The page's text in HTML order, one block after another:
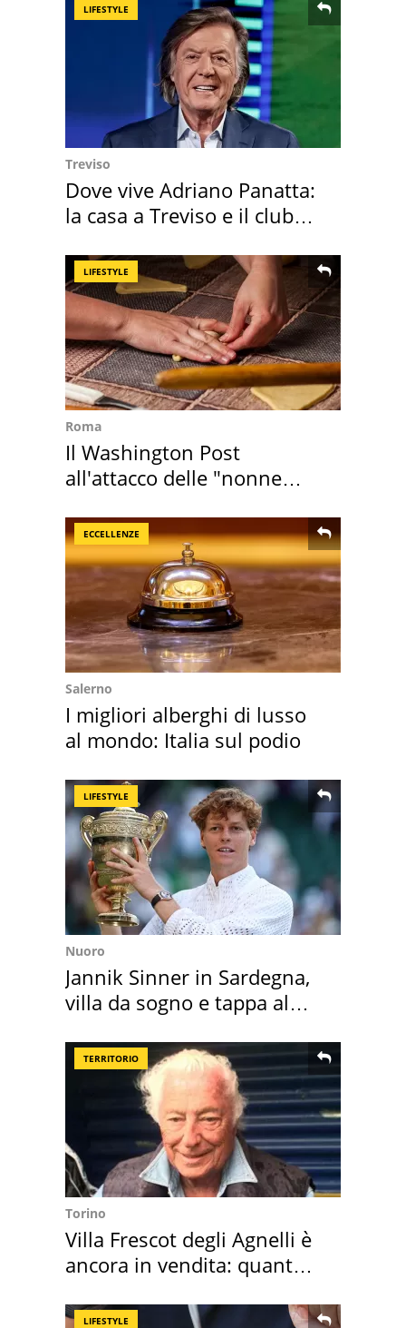
LIFESTYLE
Treviso
Dove vive Adriano Panatta:
la casa a Treviso e il club
LIFESTYLE
Roma
Il Washington Post
all'attacco delle "nonne
ECCELLENZE
Salerno
I migliori alberghi di lusso
al mondo: Italia sul podio
LIFESTYLE
Nuoro
Jannik Sinner in Sardegna,
villa da sogno e tappa al
TERRITORIO
Torino
Villa Frescot degli Agnelli è
ancora in vendita: quanto
LIFESTYLE